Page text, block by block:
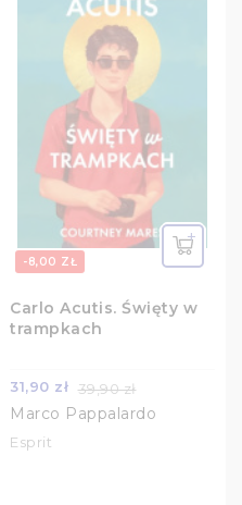
-8,00 ZŁ
Carlo Acutis. Święty w
trampkach
31,90 zł 39,90 zł
Marco Pappalardo
Esprit